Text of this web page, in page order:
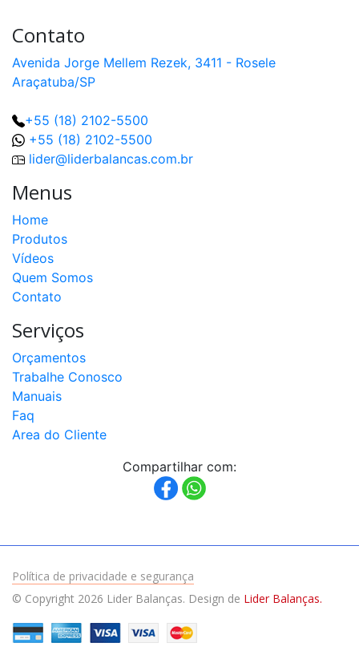
Contato
Avenida Jorge Mellem Rezek, 3411 - Rosele
Araçatuba/SP
+55 (18) 2102-5500
+55 (18) 2102-5500
lider@liderbalancas.com.br
Menus
Home
Produtos
Vídeos
Quem Somos
Contato
Serviços
Orçamentos
Trabalhe Conosco
Manuais
Faq
Area do Cliente
Compartilhar com:
Política de privacidade e segurança
© Copyright 2026 Lider Balanças. Design de Lider Balanças.